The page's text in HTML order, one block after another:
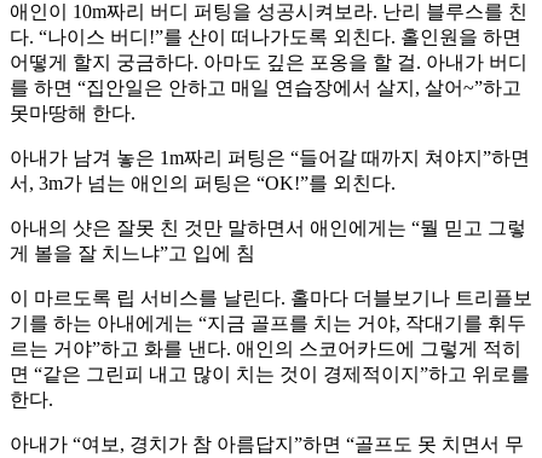
애인이 10m짜리 버디 퍼팅을 성공시켜보라. 난리 블루스를 친
다. “나이스 버디!”를 산이 떠나가도록 외친다. 홀인원을 하면
어떻게 할지 궁금하다. 아마도 깊은 포옹을 할 걸. 아내가 버디
를 하면 “집안일은 안하고 매일 연습장에서 살지, 살어~”하고
못마땅해 한다.
아내가 남겨 놓은 1m짜리 퍼팅은 “들어갈 때까지 쳐야지”하면
서, 3m가 넘는 애인의 퍼팅은 “OK!”를 외친다.
아내의 샷은 잘못 친 것만 말하면서 애인에게는 “뭘 믿고 그렇
게 볼을 잘 치느냐”고 입에 침
이 마르도록 립 서비스를 날린다. 홀마다 더블보기나 트리플보
기를 하는 아내에게는 “지금 골프를 치는 거야, 작대기를 휘두
르는 거야”하고 화를 낸다. 애인의 스코어카드에 그렇게 적히
면 “같은 그린피 내고 많이 치는 것이 경제적이지”하고 위로를
한다.
아내가 “여보, 경치가 참 아름답지”하면 “골프도 못 치면서 무